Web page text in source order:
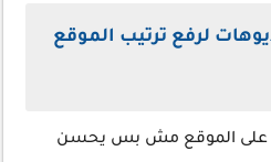
لرفع ترتيب الموقع
على الموقع مش بس يحسن